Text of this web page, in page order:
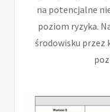
na potencjalne
poziom ryzyka.
środowisku przez